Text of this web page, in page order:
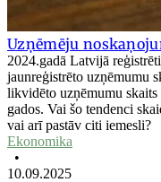
Uzņēmēju
2024.gadā Latvijā
jaunreģistrēto uzņēmumu
likvidēto uzņēmumu skaits
gados. Vai šo tendenci
vai arī pastāv citi iemesli?
Ekonomika
•
10.09.2025